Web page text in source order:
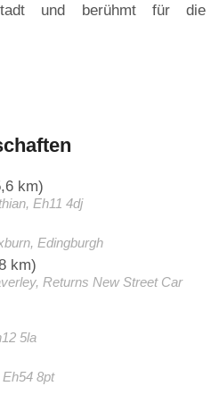
und berühmt für die
km)
Eh11 4dj
Edingburgh
km)
Returns New Street Car
5la
8pt